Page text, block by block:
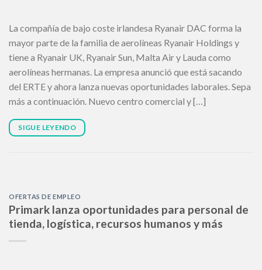
La compañía de bajo coste irlandesa Ryanair DAC forma la
mayor parte de la familia de aerolíneas Ryanair Holdings y
tiene a Ryanair UK, Ryanair Sun, Malta Air y Lauda como
aerolíneas hermanas. La empresa anunció que está sacando
del ERTE y ahora lanza nuevas oportunidades laborales. Sepa
más a continuación. Nuevo centro comercial y […]
SIGUE LEYENDO
OFERTAS DE EMPLEO
Primark lanza oportunidades para personal de
tienda, logística, recursos humanos y más